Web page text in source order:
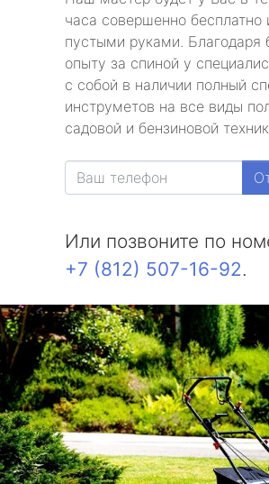
часа совершенно бесплатно
пустыми руками. Благодаря
опыту за спиной у
с собой в наличии полный
инструметов на все виды
садовой и бензиновой
Или позвоните по
+7 (812) 507-16-92.